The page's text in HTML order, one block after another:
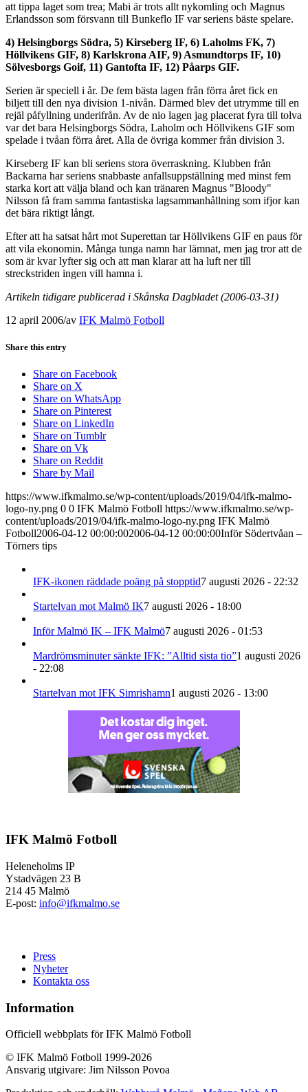
att tippa laget som trea; Mabi är trots allt nykomling och Magnus
Erlandsson som försvann till Bunkeflo IF var seriens bäste spelare.
4) Helsingborgs Södra, 5) Kirseberg IF, 6) Laholms FK, 7)
Höllvikens GIF, 8) Karlskrona AIF, 9) Asmundtorps IF, 10)
Sölvesborgs Goif, 11) Gantofta IF, 12) Påarps GIF.
Serien är speciell i år. De fem bästa lagen från förra året fick en
biljett till den nya division 1-nivån. Därmed blev det utrymme till en
rejäl påfyllning underifrån. Av de nio lagen jag placerat fyra till tolva
var det bara Helsingborgs Södra, Laholm och Höllvikens GIF som
spelade i tvåan förra året. Alla de övriga kommer från division 3.
Kirseberg IF kan bli seriens stora överraskning. Klubben från
Backarna har seriens snabbaste anfallsuppställning med minst fem
starka kort att välja bland och kan tränaren Magnus "Bloody"
Nilsson få fram samma fantastiska lagsammanhållning som ifjor kan
det bära riktigt långt.
Efter att ha satsat hårt mot Superettan tar Höllvikens GIF en paus för
att vila ekonomin. Många tunga namn har lämnat, men jag tror att de
som är kvar lyfter sig och att man klarar att ha luft ner till
streckstriden ingen vill hamna i.
Artikeln tidigare publicerad i Skånska Dagbladet (2006-03-31)
12 april 2006/av IFK Malmö Fotboll
Share this entry
Share on Facebook
Share on X
Share on WhatsApp
Share on Pinterest
Share on LinkedIn
Share on Tumblr
Share on Vk
Share on Reddit
Share by Mail
https://www.ifkmalmo.se/wp-content/uploads/2019/04/ifk-malmo-
logo-ny.png 0 0 IFK Malmö Fotboll https://www.ifkmalmo.se/wp-
content/uploads/2019/04/ifk-malmo-logo-ny.png IFK Malmö
Fotboll2006-04-12 00:00:002006-04-12 00:00:00Inför Södertvåan –
Törners tips
IFK-ikonen räddade poäng på stopptid7 augusti 2026 - 22:32
Startelvan mot Malmö IK7 augusti 2026 - 18:00
Inför Malmö IK – IFK Malmö7 augusti 2026 - 01:53
Mardrömsminuter sänkte IFK: ”Alltid sista tio”1 augusti 2026
- 22:08
Startelvan mot IFK Simrishamn1 augusti 2026 - 13:00
IFK Malmö Fotboll
Heleneholms IP
Ystadvägen 23 B
214 45 Malmö
E-post: info@ifkmalmo.se
Press
Nyheter
Kontakta oss
Information
Officiell webbplats för IFK Malmö Fotboll
© IFK Malmö Fotboll 1999-2026
Ansvarig utgivare: Jim Nilsson Povoa